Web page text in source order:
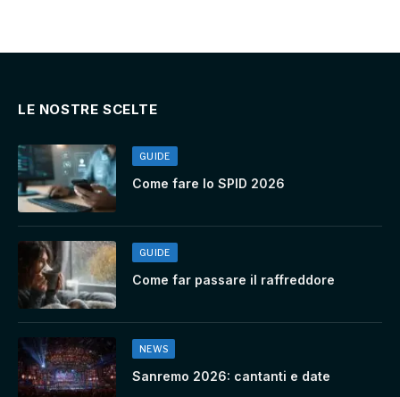
LE NOSTRE SCELTE
GUIDE
Come fare lo SPID 2026
GUIDE
Come far passare il raffreddore
NEWS
Sanremo 2026: cantanti e date